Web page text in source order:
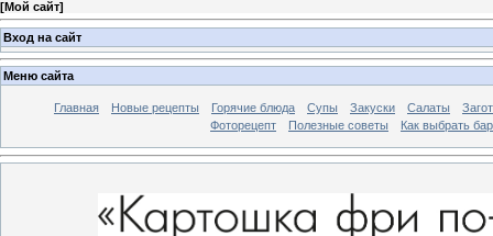
[Мой сайт]
Вход на сайт
Меню сайта
Главная Новые рецепты Горячие блюда Супы Закуски Салаты
Фоторецепт
Полезные советы Как выбрать